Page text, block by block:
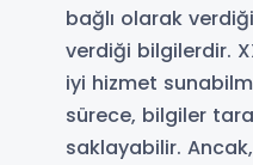
bağlı olarak
verdiği bilgilerdir.
iyi hizmet
sürece, bilgiler
saklayabilir.